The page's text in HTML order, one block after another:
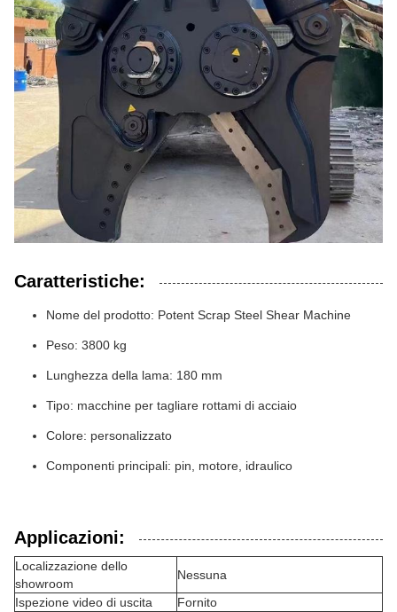
Caratteristiche:
Nome del prodotto: Potent Scrap Steel Shear Machine
Peso: 3800 kg
Lunghezza della lama: 180 mm
Tipo: macchine per tagliare rottami di acciaio
Colore: personalizzato
Componenti principali: pin, motore, idraulico
Applicazioni:
Localizzazione dello
showroom
Nessuna
Ispezione video di uscita
Fornito